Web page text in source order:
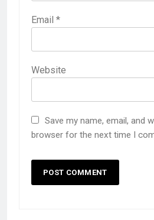
Email *
Website
Save my name, email, and
browser for the next time I